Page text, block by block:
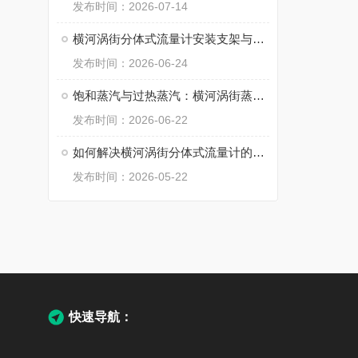
发布时间：2026-07-14
横河涡街分体式流量计安装支架与防爆接线规范
发布时间：2026-06-24
饱和蒸汽与过热蒸汽：横河涡街蒸汽流量计的补偿方式
发布时间：2026-06-22
如何解决横河涡街分体式流量计的低流量截止问题？
发布时间：2026-05-22
快速导航：